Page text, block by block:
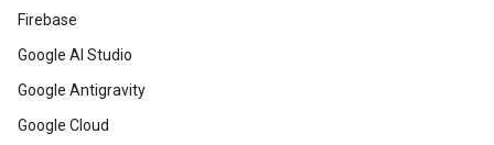
Firebase
Google AI Studio
Google Antigravity
Google Cloud